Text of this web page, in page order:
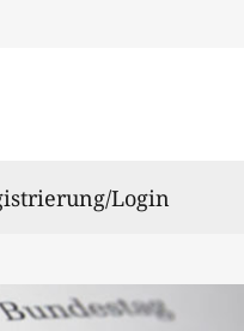
Login